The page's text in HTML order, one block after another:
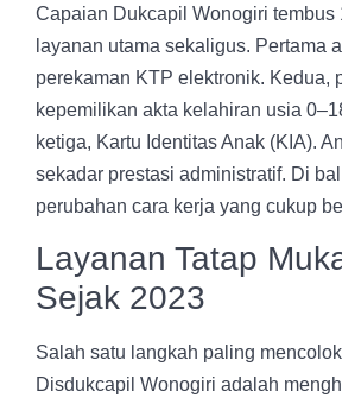
Capaian Dukcapil Wonogiri tembus
layanan utama sekaligus. Pertama
perekaman KTP elektronik. Kedua,
kepemilikan akta kelahiran usia
ketiga, Kartu Identitas Anak (KIA).
sekadar prestasi administratif. Di
perubahan cara kerja yang cukup
Layanan Tatap
Sejak 2023
Salah satu langkah paling
Disdukcapil Wonogiri adalah